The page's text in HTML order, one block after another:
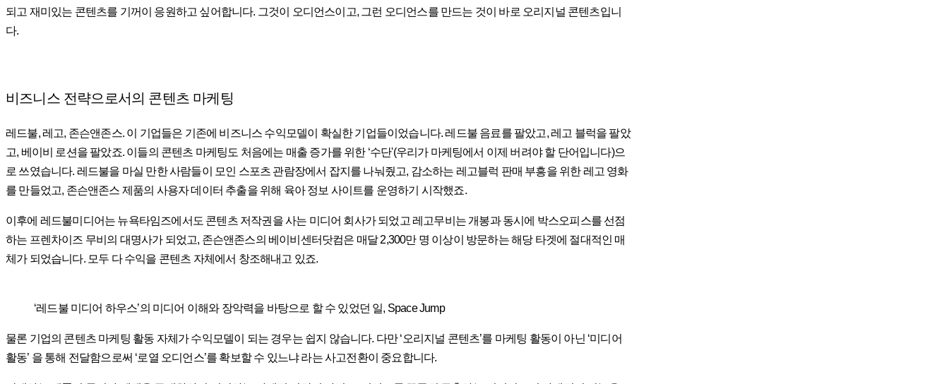
되고 재미있는 콘텐츠를 기꺼이 응원하고 싶어합니다. 그것이 오디언스이고, 그런 오디언스를 만드는 것이 바로 오리지널 콘텐츠입니
다.
비즈니스 전략으로서의 콘텐츠 마케팅
레드불, 레고, 존슨앤존스. 이 기업들은 기존에 비즈니스 수익모델이 확실한 기업들이었습니다. 레드불 음료를 팔았고, 레고 블럭을 팔았
고, 베이비 로션을 팔았죠. 이들의 콘텐츠 마케팅도 처음에는 매출 증가를 위한 ‘수단'(우리가 마케팅에서 이제 버려야 할 단어입니다)으
로 쓰였습니다. 레드불을 마실 만한 사람들이 모인 스포츠 관람장에서 잡지를 나눠줬고, 감소하는 레고블럭 판매 부흥을 위한 레고 영화
를 만들었고, 존슨앤존스 제품의 사용자 데이터 추출을 위해 육아 정보 사이트를 운영하기 시작했죠.
이후에 레드불미디어는 뉴욕타임즈에서도 콘텐츠 저작권을 사는 미디어 회사가 되었고 레고무비는 개봉과 동시에 박스오피스를 선점
하는 프렌차이즈 무비의 대명사가 되었고, 존슨앤존스의 베이비센터닷컴은 매달 2,300만 명 이상이 방문하는 해당 타겟에 절대적인 매
체가 되었습니다. 모두 다 수익을 콘텐츠 자체에서 창조해내고 있죠.
‘레드불 미디어 하우스’의 미디어 이해와 장악력을 바탕으로 할 수 있었던 일, Space Jump
물론 기업의 콘텐츠 마케팅 활동 자체가 수익모델이 되는 경우는 쉽지 않습니다. 다만 ‘오리지널 콘텐츠’를 마케팅 활동이 아닌 ‘미디어
활동’ 을 통해 전달함으로써 ‘로열 오디언스’를 확보할 수 있느냐 라는 사고전환이 중요합니다.